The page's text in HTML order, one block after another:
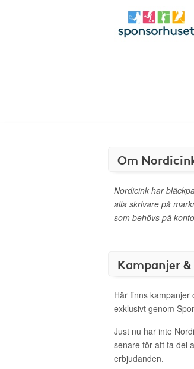
Om
Nordicink har
alla skrivare på
som behövs på
Kampanjer
Här finns kampanjer
exklusivt genom
Just nu har inte
senare för att ta del
erbjudanden.